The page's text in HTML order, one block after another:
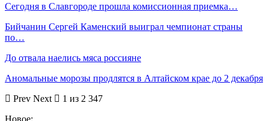
Сегодня в Славгороде прошла комиссионная приемка…
Бийчанин Сергей Каменский выиграл чемпионат страны
по…
До отвала наелись мяса россияне
Аномальные морозы продлятся в Алтайском крае до 2 декабря
Prev Next
1 из 2 347
Новое: